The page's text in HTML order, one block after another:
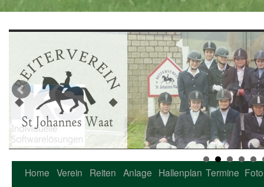
Zum
Home Verein Reiten Anlage Hallenplan Termine